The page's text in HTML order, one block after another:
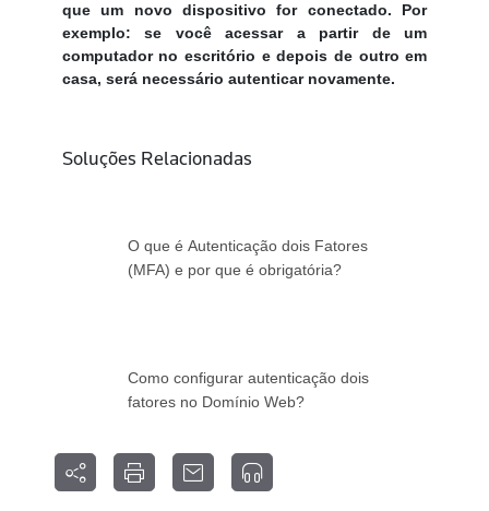
que um novo dispositivo for conectado. Por
exemplo: se você acessar a partir de um
computador no escritório e depois de outro em
casa, será necessário autenticar novamente.
Soluções Relacionadas
O que é Autenticação dois Fatores
(MFA) e por que é obrigatória?
Como configurar autenticação dois
fatores no Domínio Web?